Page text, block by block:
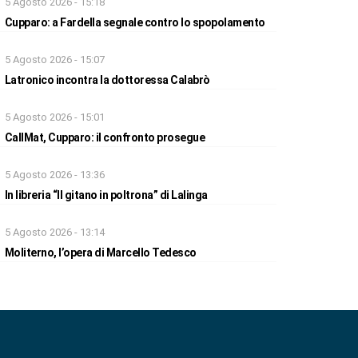
Cupparo: a Fardella segnale contro lo spopolamento
5 Agosto 2026 - 15:07
Latronico incontra la dottoressa Calabrò
5 Agosto 2026 - 15:01
CallMat, Cupparo: il confronto prosegue
5 Agosto 2026 - 13:36
In libreria “Il gitano in poltrona” di Lalinga
5 Agosto 2026 - 13:14
Moliterno, l’opera di Marcello Tedesco